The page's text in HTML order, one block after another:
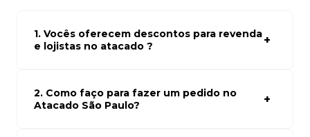
1. Vocês oferecem descontos para revenda
e lojistas no atacado ?
atacado empresas e compre com os melhores preços
para seu modelo de negócio
2. Como faço para fazer um pedido no
Atacado São Paulo?